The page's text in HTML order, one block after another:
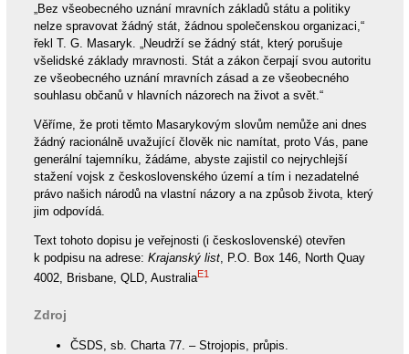
„Bez všeobecného uznání mravních základů státu a politiky
nelze spravovat žádný stát, žádnou společenskou organizaci,“
řekl T. G. Masaryk. „Neudrží se žádný stát, který porušuje
všelidské základy mravnosti. Stát a zákon čerpají svou autoritu
ze všeobecného uznání mravních zásad a ze všeobecného
souhlasu občanů v hlavních názorech na život a svět.“
Věříme, že proti těmto Masarykovým slovům nemůže ani dnes
žádný racionálně uvažující člověk nic namítat, proto Vás, pane
generální tajemníku, žádáme, abyste zajistil co nejrychlejší
stažení vojsk z československého území a tím i nezadatelné
právo našich národů na vlastní názory a na způsob života, který
jim odpovídá.
Text tohoto dopisu je veřejnosti (i československé) otevřen
k podpisu na adrese: Krajanský list, P.O. Box 146, North Quay
4002, Brisbane, QLD, AustraliaE1
Zdroj
ČSDS, sb. Charta 77. – Strojopis, průpis.